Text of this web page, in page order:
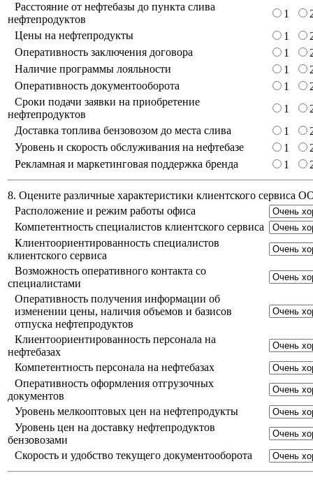
Расстояние от нефтебазы до пункта слива
нефтепродуктов
1
Цены на нефтепродукты
1
Оперативность заключения договора
1
Наличие программы лояльности
1
Оперативность документооборота
1
Сроки подачи заявки на приобретение
нефтепродуктов
1
Доставка топлива бензовозом до места слива
1
Уровень и скорость обслуживания на нефтебазе
1
Рекламная и маркетинговая поддержка бренда
1
8. Оцените различные характеристики клиентского сервиса
Расположение и режим работы офиса
Компетентность специалистов клиентского сервиса
Клиентоориентированность специалистов
клиентского сервиса
Возможность оперативного контакта со
специалистами
Оперативность получения информации об
изменении цены, наличия объемов и базисов
отпуска нефтепродуктов
Клиентоориентированность персонала на
нефтебазах
Компетентность персонала на нефтебазах
Оперативность оформления отгрузочных
документов
Уровень мелкооптовых цен на нефтепродукты
Уровень цен на доставку нефтепродуктов
бензовозами
Скорость и удобство текущего документооборота